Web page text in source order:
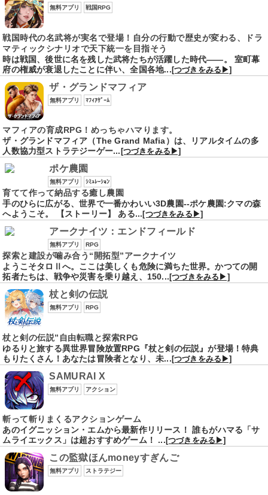
無料アプリ 戦国RPG
戦国時代の名武将が実名で登場！自分の行動で歴史が変わる、ドラ
マティックシナリオで天下統一を目指そう
時は戦国、後世に名を残した武将たちが活躍した時代――。 室町幕
府の権威が衰退したことに伴い、全国各地...[つづきをみる▶]
ザ・グランドマフィア
無料アプリ ﾏﾌｨｱｹﾞｰﾑ
マフィアの育成RPG！めっちゃハマります。
ザ・グランドマフィア（The Grand Mafia）は、リアルタイムの多
人数協力型ストラテジーゲー... [つづきをみる▶]
ポケ農園
無料アプリ ｼﾐｭﾚｰｼｮﾝ
育てて作って納品する癒し農園
手のひらに広がる、世界で一番かわいい3D農園--ポケ農園:クマの森
へようこそ。 【ストーリー】 ある...[つづきをみる▶]
アークナイツ：エンドフィールド
無料アプリ RPG
探索と建設が噛み合う“開拓型”アークナイツ
ようこそタロⅡへ。ここは美しくも危険に満ちた世界。かつての開
拓者たちは、戦争や災害を乗り越え、150...[つづきをみる▶]
杖と剣の伝説
無料アプリ RPG
杖と剣の伝説”自由転職と探索RPG
ゆるりと旅する異世界冒険放置RPG『杖と剣の伝説』が登場！特典
もりたくさん！あなたは冒険者となり、未...[つづきをみる▶]
SAMURAI X
無料アプリ アクション
斬って斬りまくるアクションゲーム
あのイグニッション・エムから最新作リリース！ 誰もがハマる「サ
ムライエックス」は超おすすめゲーム！ ... [つづきをみる▶]
この監獄ほんmoneyすぎんご
無料アプリ ストラテジー